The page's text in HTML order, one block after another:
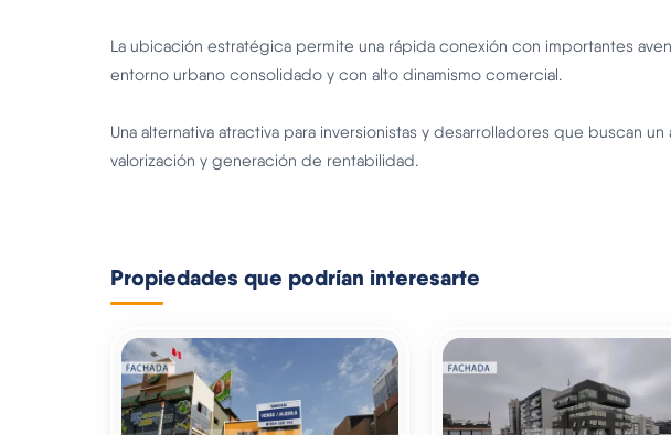
La ubicación estratégica permite una rápida conexión con importantes
entorno urbano consolidado y con alto dinamismo comercial.
Una alternativa atractiva para inversionistas y desarrolladores que buscan
valorización y generación de rentabilidad.
Propiedades que podrían interesarte